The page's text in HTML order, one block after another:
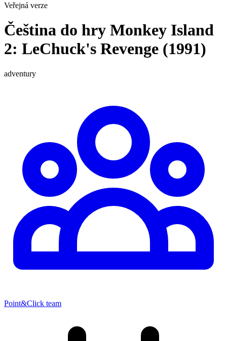
Veřejná verze
Čeština do hry Monkey Island
2: LeChuck's Revenge (1991)
adventury
Point&Click team